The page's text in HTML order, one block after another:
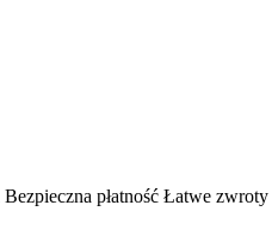
Bezpieczna płatność Łatwe zwroty